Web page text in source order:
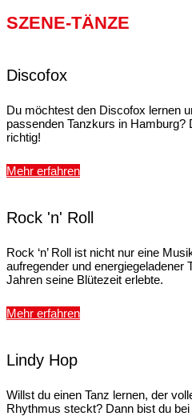
SZENE-TÄNZE
Discofox
Du möchtest den Discofox lernen
passenden Tanzkurs in Hamburg?
richtig!
Mehr erfahren
Rock 'n' Roll
Rock ‘n’ Roll ist nicht nur eine
aufregender und energiegeladener
Jahren seine Blütezeit erlebte.
Mehr erfahren
Lindy Hop
Willst du einen Tanz lernen, der
Rhythmus steckt? Dann bist du